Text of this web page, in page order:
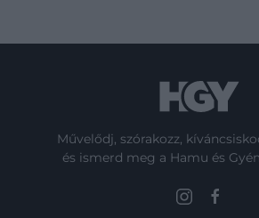
Művelődj, szórakozz,
és ismerd meg a Hamu és